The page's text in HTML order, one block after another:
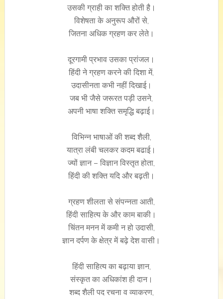
उसकी ग्राही का शक्ति होती है।
विशेषता के अनुरूप औरों से,
जितना अधिक ग्रहण कर लेते।
दूरगामी प्रभाव उसका प्रांजल।
हिंदी ने ग्रहण करने की दिशा में,
उदासीनता कभी नहीं दिखाई।
जब भी जैसे जरूरत पड़ी उसने,
अपनी भाषा शक्ति समृद्धि बढ़ाई।
विभिन्न भाषाओं की शब्द शैली,
यात्रा लंबी चलकर कदम बढाई।
ज्यों ज्ञान – विज्ञान विस्तृत होता,
हिंदी की शक्ति यदि और बढ़ती।
ग्रहण शीलता से संपन्नता आती,
हिंदी साहित्य के और काम बाकी।
चिंतन मनन में कमी न हो उदासी,
ज्ञान दर्पण के क्षेत्र में बढ़े देश वासी।
हिंदी साहित्य का बढ़ाया ज्ञान,
संस्कृत का अधिकांश ही दान।
शब्द शैली पद रचना व व्याकरण,